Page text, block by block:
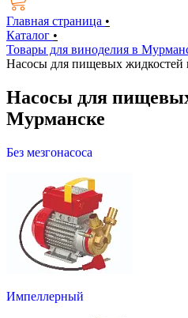
Главная страница •
Каталог •
Товары для виноделия в
Насосы для пищевых жидкостей
Насосы для
Мурманске
Без мезгонасоса
Импеллерный